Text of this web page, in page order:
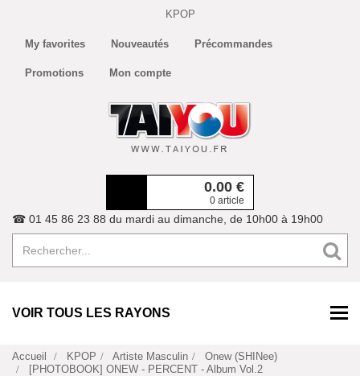
KPOP
My favorites Nouveautés Précommandes
Promotions Mon compte
0.00 €
0 article
☎ 01 45 86 23 88 du mardi au dimanche, de 10h00 à 19h00
VOIR TOUS LES RAYONS
Accueil KPOP Artiste Masculin
Onew (SHINee)
[PHOTOBOOK] ONEW - PERCENT - Album Vol.2